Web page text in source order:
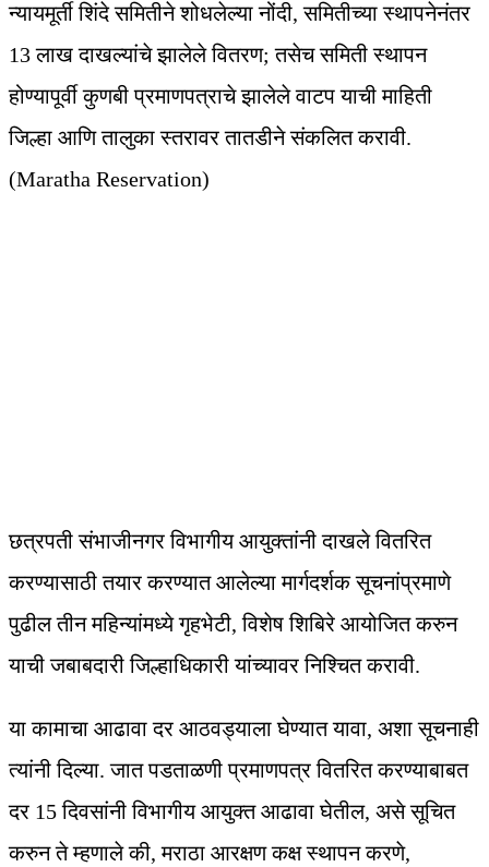
न्यायमूर्ती शिंदे समितीने शोधलेल्या नोंदी, समितीच्या स्थापनेनंतर
13 लाख दाखल्यांचे झालेले वितरण; तसेच समिती स्थापन
होण्यापूर्वी कुणबी प्रमाणपत्राचे झालेले वाटप याची माहिती
जिल्हा आणि तालुका स्तरावर तातडीने संकलित करावी.
(Maratha Reservation)
छत्रपती संभाजीनगर विभागीय आयुक्तांनी दाखले वितरित
करण्यासाठी तयार करण्यात आलेल्या मार्गदर्शक सूचनांप्रमाणे
पुढील तीन महिन्यांमध्ये गृहभेटी, विशेष शिबिरे आयोजित करुन
याची जबाबदारी जिल्हाधिकारी यांच्यावर निश्चित करावी.
या कामाचा आढावा दर आठवड्याला घेण्यात यावा, अशा सूचनाही
त्यांनी दिल्या. जात पडताळणी प्रमाणपत्र वितरित करण्याबाबत
दर 15 दिवसांनी विभागीय आयुक्त आढावा घेतील, असे सूचित
करुन ते म्हणाले की, मराठा आरक्षण कक्ष स्थापन करणे,